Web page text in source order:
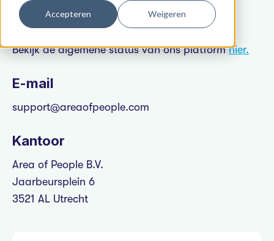
Accepteren Weigeren
Storingen en updates
Bekijk de algemene status van ons platformhier.
E-mail
support@areaofpeople.com
Kantoor
Area of People B.V.
Jaarbeursplein 6
3521 AL Utrecht